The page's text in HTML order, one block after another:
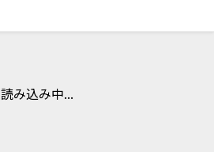
読み込み中...